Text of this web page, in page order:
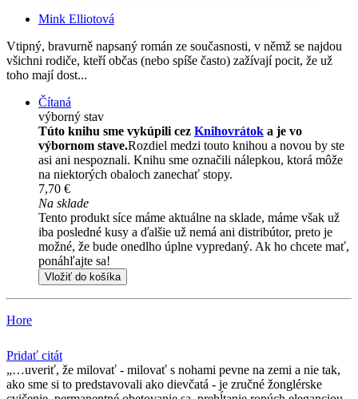
Mink Elliotová
Vtipný, bravurně napsaný román ze současnosti, v němž se najdou
všichni rodiče, kteří občas (nebo spíše často) zažívají pocit, že už
toho mají dost...
Čítaná
výborný stav
Túto knihu sme vykúpili cez Knihovrátok a je vo
výbornom stave.Rozdiel medzi touto knihou a novou by ste
asi ani nespoznali. Knihu sme označili nálepkou, ktorá môže
na niektorých obaloch zanechať stopy.
7,70 €
Na sklade
Tento produkt síce máme aktuálne na sklade, máme však už
iba posledné kusy a ďalšie už nemá ani distribútor, preto je
možné, že bude onedlho úplne vypredaný. Ak ho chcete mať,
ponáhľajte sa!
Vložiť do košíka
Hore
Pridať citát
…uveriť, že milovať - milovať s nohami pevne na zemi a nie tak,
ako sme si to predstavovali ako dievčatá - je zručné žonglérske